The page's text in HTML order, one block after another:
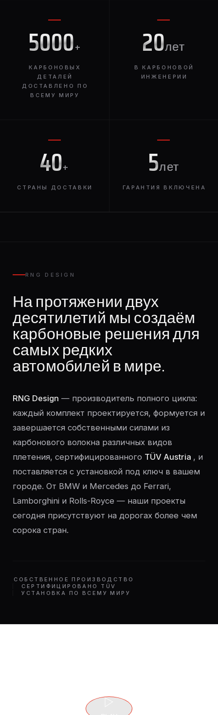
5000+
КАРБОНОВЫХ
ДЕТАЛЕЙ
ДОСТАВЛЕНО ПО
ВСЕМУ МИРУ
20лет
В КАРБОНОВОЙ
ИНЖЕНЕРИИ
40+
СТРАНЫ ДОСТАВКИ
5лет
ГАРАНТИЯ ВКЛЮЧЕНА
RNG DESIGN
На протяжении двух
десятилетий мы создаём
карбоновые решения для
самых редких
автомобилей в мире.
RNG Design — производитель полного цикла:
каждый комплект проектируется, формуется и
завершается собственными силами из
карбонового волокна различных видов
плетения, сертифицированного TÜV Austria , и
поставляется с установкой под ключ в вашем
городе. От BMW и Mercedes до Ferrari,
Lamborghini и Rolls-Royce — наши проекты
сегодня присутствуют на дорогах более чем
сорока стран.
СОБСТВЕННОЕ ПРОИЗВОДСТВО
СЕРТИФИЦИРОВАНО TÜV
УСТАНОВКА ПО ВСЕМУ МИРУ